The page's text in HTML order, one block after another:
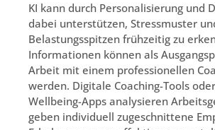
KI kann durch Personalisierung und
dabei unterstützen, Stressmuster
Belastungsspitzen frühzeitig zu
Informationen können als
Arbeit mit einem professionellen
werden. Digitale Coaching-Tools
Wellbeing-Apps analysieren
geben individuell zugeschnittene